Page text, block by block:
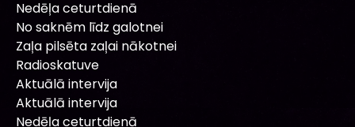
Nedēļa ceturtdienā
No saknēm līdz galotnei
Zaļa pilsēta zaļai nākotnei
Radioskatuve
Aktuālā intervija
Aktuālā intervija
Nedēļa ceturtdienā